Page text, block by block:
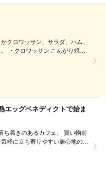
い
、乾燥していてスモークハムみ
エッグベネディクトで始ま
のあるカフェ。 買い物前
軽に立ち寄りやすい居心地の良